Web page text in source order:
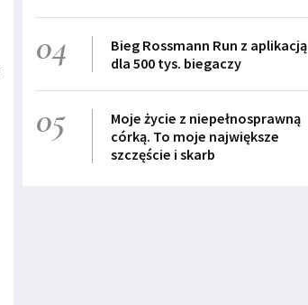
04
Bieg Rossmann Run z aplikacją
dla 500 tys. biegaczy
05
Moje życie z niepełnosprawną
córką. To moje największe
szczęście i skarb